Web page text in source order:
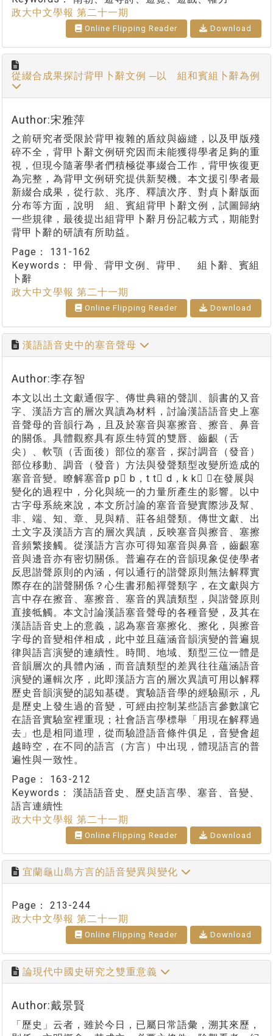
政大中文學報 第二十一期
Online Flipping Reader Download
從綴合成果探討背甲卜辭文例 ─以 組和賓組卜辭為例
Author:宋雅萍
之前研究者受限於背甲複雜的盾紋與齒縫，以及甲版殘
碎不全，背甲卜辭文例研究因而未能獲得學者足夠的重
視，但現今隨著學者們積極從事綴合工作，背甲恢復更
為完整，為背甲文例研究提供新契機。本文援引學者最
新綴合成果，從行款、兆序、釋讀次序、對貞卜辭版面
分布等方面，說明 組、賓組背甲卜辭文例，試圖歸納
一些規律，最後提出組背甲卜辭月份記載方式，期能對
背甲卜辭的研讀有所助益。
Page： 131-162
Keywords： 甲骨、背甲文例、背甲、 組卜辭、賓組
卜辭
政大中文學報 第二十一期
Online Flipping Reader Download
漢語語音史中的塞音聲母
Author:李存智
本文以出土文獻通假字、傳世典籍的聲訓、韻書的又音
字、漢語方言的層次異讀為材料，討論漢語語音史上塞
音聲母的音韻行為，且及於塞音與塞擦音、擦音、鼻音
的關係。具體觀察具有原生特質的雙唇、齒齦（舌
尖）、軟顎（舌面後）部位的塞音，探討調音（發音）
部位移動、調音（發音）方法與發聲類型改變所造成的
塞音音變。瞭解塞音p p b，t t d，k k 在發展與
變化的過程中，分化與統一的力量所產生的影響。以中
古字母系統來說，本文所討論的塞音音變實際涉及幫、
非、端、知、章、見與精、莊各組聲類。傳世文獻、出
土文字及漢語方言的層次異讀，反映塞音與擦音、塞擦
音頻繁接觸。從漢語方言亦可得知塞音與鼻音，齒齦塞
音與邊音亦有密切關係。普遍存在的音韻現象促使學者
反思諧聲原則的內涵，何以通行的諧聲原則無法解釋實
際存在的諧聲關係？心生書邪船禪聲類字，在文獻與方
言中存在擦音、塞擦音、塞音的異讀類型，與諧聲原則
直接牴觸。本文討論漢語塞音聲母的各種音變，及其在
漢語語音史上的意義，認為塞音塞擦化、擦化，與擦音
字母的音變相伴相成，此中並且蘊涵音韻演變的普遍規
律與語言演變的連續性。時間、地域、類型三位一體是
音韻層次的具體內涵，而音讀類型的差異往往蘊涵語音
演變的邏輯次序，此即漢語方言的層次異讀可用以解釋
歷史音韻演變的認知基礎。實驗語音學的經驗顯示，凡
是歷史上發生過的音變，可經由控制某些語言參數讓它
在語音實驗室裡重現；社會語言學標舉「用現在解釋過
去」也是相同道理，從而驗證語音條件俱足，音變會超
越時空，在不同的語言（方言）中出現，體現語言的普
遍性與一致性。
Page： 163-212
Keywords： 漢語語音史、歷史語言學、塞音、音變、
語言連續性
政大中文學報 第二十一期
Online Flipping Reader Download
宜蘭龜山島方言的語音變異與變化
Page： 213-244
政大中文學報 第二十一期
Online Flipping Reader Download
論現代中國史研究之雙重意義
Author:戴景賢
「歷史」云者，雖於今日，已屬日常語彙，溯其來歷，